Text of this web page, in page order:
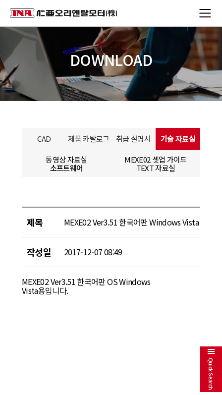
DOWNLOAD
Quick Search
CAD 제품 카탈로그 취급 설명서
기술 자료실
동영상 자료실
MEXE02 셋업 가이드
소프트웨어
TEXT 자료실
제목 MEXE02 Ver3.51 한국어판 Windows Vista
작성일 2017-12-07 08:49
MEXE02 Ver3.51 한국어판 OS Windows
Vista용입니다.